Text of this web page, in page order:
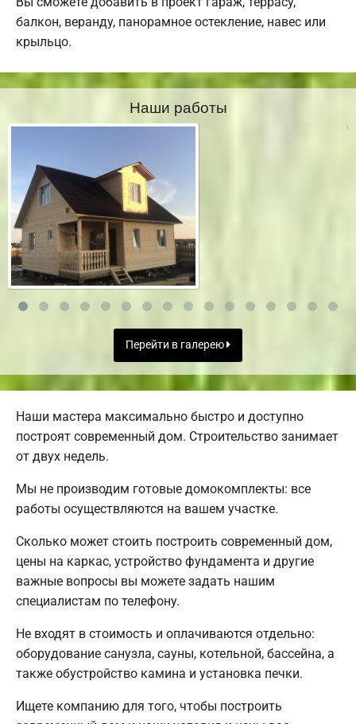
балкон, веранду, панорамное остекление, навес или
крыльцо.
Наши работы
Перейти в галерею
Наши мастера максимально быстро и доступно
построят современный дом. Строительство занимает
от двух недель.
Мы не производим готовые домокомплекты: все
работы осуществляются на вашем участке.
Сколько может стоить построить современный дом,
цены на каркас, устройство фундамента и другие
важные вопросы вы можете задать нашим
специалистам по телефону.
Не входят в стоимость и оплачиваются отдельно:
оборудование санузла, сауны, котельной, бассейна, а
также обустройство камина и установка печки.
Ищете компанию для того, чтобы построить